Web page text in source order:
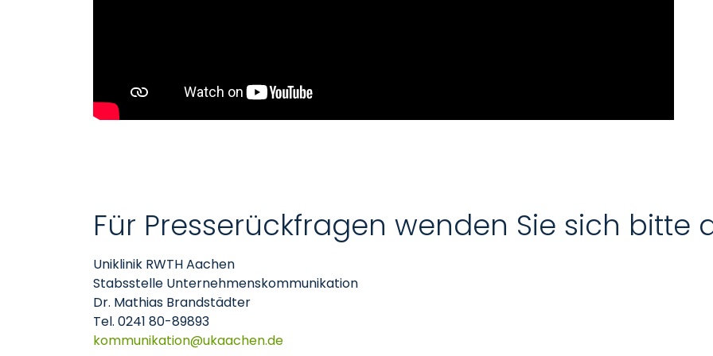
Für Presserückfragen wenden Sie sich bitte
Uniklinik RWTH Aachen
Stabsstelle Unternehmenskommunikation
Dr. Mathias Brandstädter
Tel. 0241 80-89893
kommunikation
ukaachende